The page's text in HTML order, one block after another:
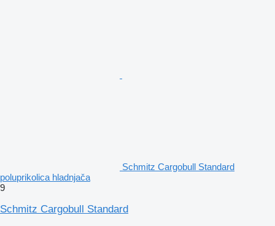
Schmitz Cargobull Standard
poluprikolica hladnjača
9
Schmitz Cargobull Standard